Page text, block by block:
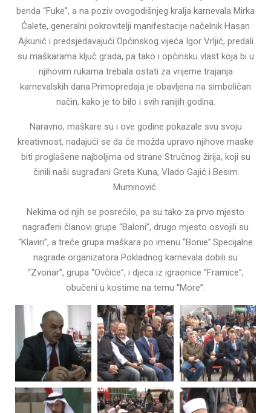
benda “Fuke”, a na poziv ovogodišnjeg kralja karnevala Mirka
Ćalete, generalni pokrovitelji manifestacije načelnik Hasan
Ajkunić i predsjedavajući Općinskog vijeća Igor Vrljić, predali
su maškarama ključ grada, pa tako i općinsku vlast koja bi u
njihovim rukama trebala ostati za vrijeme trajanja
karnevalskih dana.Primopredaja je obavljena na simboličan
način, kako je to bilo i svih ranijih godina.
Naravno, maškare su i ove godine pokazale svu svoju
kreativnost, nadajući se da će možda upravo njihove maske
biti proglašene najboljima od strane Stručnog žirija, koji su
činili naši sugrađani Greta Kuna, Vlado Gajić i Besim
Muminović.
Nekima od njih se posrećilo, pa su tako za prvo mjesto
nagrađeni članovi grupe “Baloni”, drugo mjesto osvojili su
“Klaviri”, a treće grupa maškara po imenu “Bonie”.Specijalne
nagrade organizatora Pokladnog karnevala dobili su
“Zvonar”, grupa “Ovčice”, i djeca iz igraonice “Framice”,
obučeni u kostime na temu “More”.